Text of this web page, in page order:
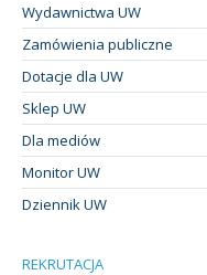
Wydawnictwa UW
Zamówienia publiczne
Dotacje dla UW
Sklep UW
Dla mediów
Monitor UW
Dziennik UW
REKRUTACJA